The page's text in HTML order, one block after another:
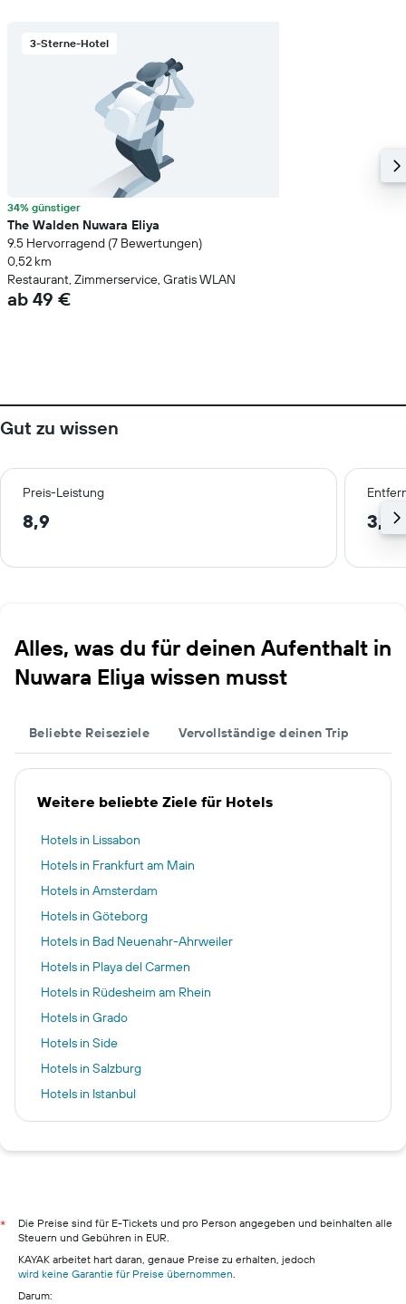
3-Sterne-Hotel
34% günstiger
The Walden Nuwara Eliya
9.5 Hervorragend (7 Bewertungen)
0,52 km
Restaurant, Zimmerservice, Gratis WLAN
ab 49 €
Gut zu wissen
Preis-Leistung
8,9 3,3
Alles, was du für deinen Aufenthalt in
Nuwara Eliya wissen musst
Beliebte Reiseziele Vervollständige deinen Trip
Weitere beliebte Ziele für Hotels
Hotels in Lissabon
Hotels in Frankfurt am Main
Hotels in Amsterdam
Hotels in Göteborg
Hotels in Bad Neuenahr-Ahrweiler
Hotels in Playa del Carmen
Hotels in Rüdesheim am Rhein
Hotels in Grado
Hotels in Side
Hotels in Salzburg
Hotels in Istanbul
Hotels in Fürth
Hotels in Warnemünde
Hotels in Neustadt in Holstein
Hotels in München
*
Die Preise sind für E-Tickets und pro Person angegeben und beinhalten alle
Steuern und Gebühren in EUR.
KAYAK arbeitet hart daran, genaue Preise zu erhalten, jedoch
wird keine Garantie für Preise übernommen.
Darum: